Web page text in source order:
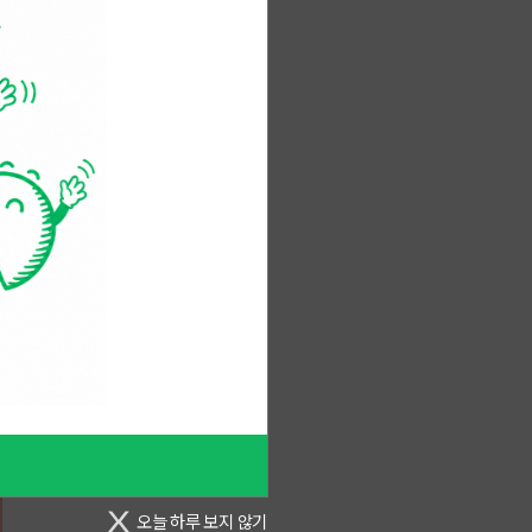
오늘 하루 보지 않기